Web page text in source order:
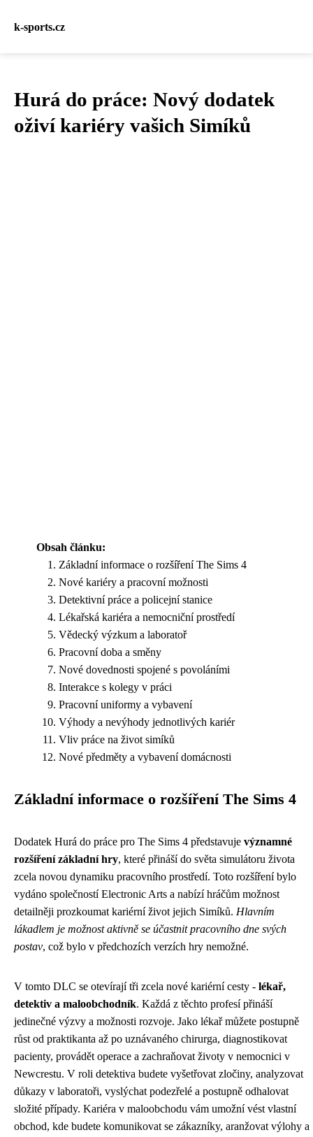
k-sports.cz
Hurá do práce: Nový dodatek
oživí kariéry vašich Simíků
Obsah článku:
Základní informace o rozšíření The Sims 4
Nové kariéry a pracovní možnosti
Detektivní práce a policejní stanice
Lékařská kariéra a nemocniční prostředí
Vědecký výzkum a laboratoř
Pracovní doba a směny
Nové dovednosti spojené s povoláními
Interakce s kolegy v práci
Pracovní uniformy a vybavení
Výhody a nevýhody jednotlivých kariér
Vliv práce na život simíků
Nové předměty a vybavení domácnosti
Základní informace o rozšíření The Sims 4
Dodatek Hurá do práce pro The Sims 4 představuje významné
rozšíření základní hry, které přináší do světa simulátoru života
zcela novou dynamiku pracovního prostředí. Toto rozšíření bylo
vydáno společností Electronic Arts a nabízí hráčům možnost
detailněji prozkoumat kariérní život jejich Simíků. Hlavním
lákadlem je možnost aktivně se účastnit pracovního dne svých
postav, což bylo v předchozích verzích hry nemožné.
V tomto DLC se otevírají tři zcela nové kariérní cesty - lékař,
detektiv a maloobchodník. Každá z těchto profesí přináší
jedinečné výzvy a možnosti rozvoje. Jako lékař můžete postupně
růst od praktikanta až po uznávaného chirurga, diagnostikovat
pacienty, provádět operace a zachraňovat životy v nemocnici v
Newcrestu. V roli detektiva budete vyšetřovat zločiny, analyzovat
důkazy v laboratoři, vyslýchat podezřelé a postupně odhalovat
složité případy. Kariéra v maloobchodu vám umožní vést vlastní
obchod, kde budete komunikovat se zákazníky, aranžovat výlohy a